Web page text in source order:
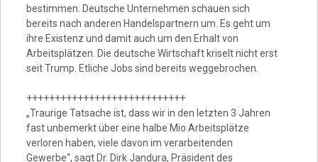
bestimmen. Deutsche Unternehmen schauen sich
bereits nach anderen Handelspartnern um. Es geht um
ihre Existenz und damit auch um den Erhalt von
Arbeitsplätzen. Die deutsche Wirtschaft kriselt nicht erst
seit Trump. Etliche Jobs sind bereits weggebrochen.
++++++++++++++++++++++++++++
„Traurige Tatsache ist, dass wir in den letzten 3 Jahren
fast unbemerkt über eine halbe Mio Arbeitsplätze
verloren haben, viele davon im verarbeitenden
Gewerbe“, sagt Dr. Dirk Jandura, Präsident des